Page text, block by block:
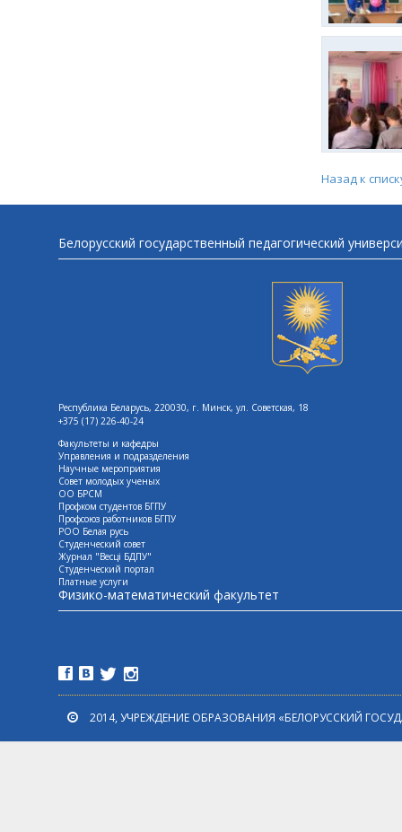
Назад к
Белорусский государственный педагогический
Республика Беларусь, 220030, г. Минск, ул. Советская, 18
+375 (17) 226-40-24
Факультеты и кафедры
Управления и подразделения
Научные мероприятия
Совет молодых ученых
ОО БРСМ
Профком студентов БГПУ
Профсоюз работников БГПУ
РОО Белая русь
Студенческий совет
Журнал "Весцi БДПУ"
Студенческий портал
Платные услуги
Физико-математический факультет
2014, УЧРЕЖДЕНИЕ ОБРАЗОВАНИЯ «БЕЛОРУССКИЙ